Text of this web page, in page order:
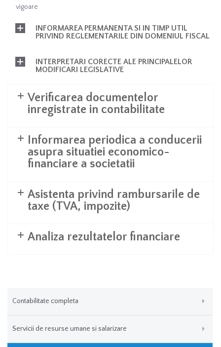
vigoare
INFORMAREA PERMANENTA SI IN TIMP UTIL
PRIVIND REGLEMENTARILE DIN DOMENIUL FISCAL
INTERPRETARI CORECTE ALE PRINCIPALELOR
MODIFICARI LEGISLATIVE
Verificarea documentelor
inregistrate in contabilitate
Informarea periodica a conducerii
asupra situatiei economico-
financiare a societatii
Asistenta privind rambursarile de
taxe (TVA, impozite)
Analiza rezultatelor financiare
Contabilitate completa
Servicii de resurse umane si salarizare